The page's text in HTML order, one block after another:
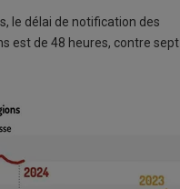
le délai de notification des
est de 48 heures, contre sept